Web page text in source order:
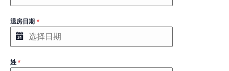
退房日期 *
姓*